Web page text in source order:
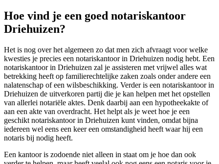
Hoe vind je een goed notariskantoor
Driehuizen?
Het is nog over het algemeen zo dat men zich afvraagt voor welke
kwesties je precies een notariskantoor in Driehuizen nodig hebt. Een
notariskantoor in Driehuizen zal je assisteren met vrijwel alles wat
betrekking heeft op familierechtelijke zaken zoals onder andere een
nalatenschap of een wilsbeschikking. Verder is een notariskantoor in
Driehuizen de uitverkoren partij die je kan helpen met het opstellen
van allerlei notariële aktes. Denk daarbij aan een hypotheekakte of
aan een akte van overdracht. Het helpt als je weet hoe je een
geschikt notariskantoor in Driehuizen kunt vinden, omdat bijna
iedereen wel eens een keer een omstandigheid heeft waar hij een
notaris bij nodig heeft.
Een kantoor is zodoende niet alleen in staat om je hoe dan ook